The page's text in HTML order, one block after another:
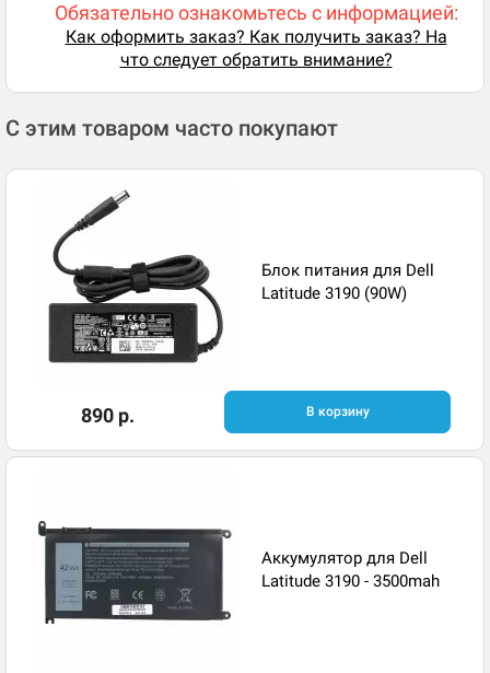
Обязательно ознакомьтесь с информацией:
Как оформить заказ? Как получить заказ? На
что следует обратить внимание?
С этим товаром часто покупают
Блок питания для Dell
Latitude 3190 (90W)
890 р. В корзину
Аккумулятор для Dell
Latitude 3190 - 3500mah